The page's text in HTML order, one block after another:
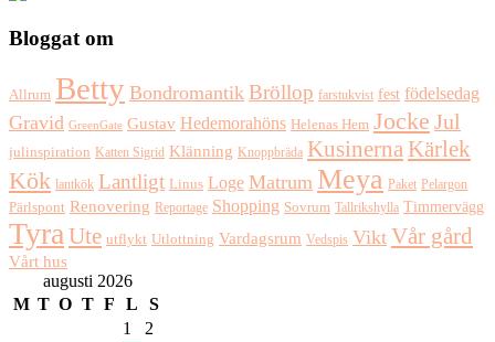
Bloggat om
Allrum Betty Bondromantik Bröllop farstukvist fest födelsedag
Gravid GreenGate Gustav Hedemorahöns Helenas Hem Jocke Jul
julinspiration Katten Sigrid Klänning Knoppbräda KusinernaKärlek
Kök lantkök Lantligt Linus Loge Matrum Meya Paket Pelargon
Pärlspont Renovering Reportage Shopping Sovrum Tallrikshylla Timmervägg
TyraUte utflykt Utlottning Vardagsrum Vedspis Vikt Vår gård
Vårt hus
augusti 2026
M T O T F L
S
1
2